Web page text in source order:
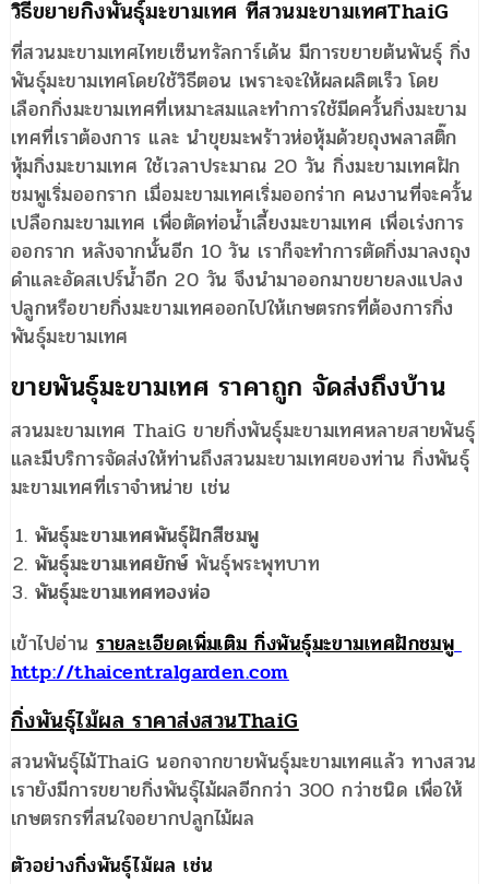
วิธีขยายกิ่งพันธุ์มะขามเทศ ที่สวนมะขามเทศThaiG
ที่สวนมะขามเทศไทยเซ็นทรัลการ์เด้น มีการขยายต้นพันธุ์ กิ่ง
พันธุ์มะขามเทศโดยใช้วิธีตอน เพราะจะให้ผลผลิตเร็ว โดย
เลือกกิ่งมะขามเทศที่เหมาะสมและทำการใช้มีดควั้นกิ่งมะขาม
เทศที่เราต้องการ และ นำขุยมะพร้าวห่อหุ้มด้วยถุงพลาสติ๊ก
หุ้มกิ่งมะขามเทศ ใช้เวลาประมาณ 20 วัน กิ่งมะขามเทศฝัก
ชมพูเริ่มออกราก เมื่อมะขามเทศเริ่มออกร่าก คนงานที่จะควั้น
เปลือกมะขามเทศ เพื่อตัดท่อน้ำเลี้ยงมะขามเทศ เพื่อเร่งการ
ออกราก หลังจากนั้นอีก 10 วัน เราก็จะทำการตัดกิ่งมาลงถุง
ดำและอัดสเปร์น้ำอีก 20 วัน จึงนำมาออกมาขยายลงแปลง
ปลูกหรือขายกิ่งมะขามเทศออกไปให้เกษตรกรที่ต้องการกิ่ง
พันธุ์มะขามเทศ
ขายพันธุ์มะขามเทศ ราคาถูก จัดส่งถึงบ้าน
สวนมะขามเทศ ThaiG ขายกิ่งพันธุ์มะขามเทศหลายสายพันธุ์
และมีบริการจัดส่งให้ท่านถึงสวนมะขามเทศของท่าน กิ่งพันธุ์
มะขามเทศที่เราจำหน่าย เช่น
พันธุ์มะขามเทศพันธุ์ฝักสีชมพู
พันธุ์มะขามเทศยักษ์ พันธุ์พระพุทบาท
พันธุ์มะขามเทศทองห่อ
เข้าไปอ่านรายละเอียดเพิ่มเติม กิ่งพันธุ์มะขามเทศฝักชมพู
http://thaicentralgarden.com
กิ่งพันธุ์ไม้ผล ราคาส่งสวนThaiG
สวนพันธุ์ไม้ThaiG นอกจากขายพันธุ์มะขามเทศแล้ว ทางสวน
เรายังมีการขยายกิ่งพันธุ์ไม้ผลอีกกว่า 300 กว่าชนิด เพื่อให้
เกษตรกรที่สนใจอยากปลูกไม้ผล
ตัวอย่างกิ่งพันธุ์ไม้ผล เช่น